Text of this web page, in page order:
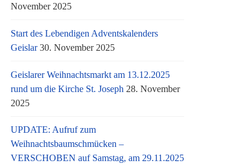
November 2025
Start des Lebendigen Adventskalenders
Geislar 30. November 2025
Geislarer Weihnachtsmarkt am 13.12.2025
rund um die Kirche St. Joseph 28. November
2025
UPDATE: Aufruf zum
Weihnachtsbaumschmücken –
VERSCHOBEN auf Samstag, am 29.11.2025